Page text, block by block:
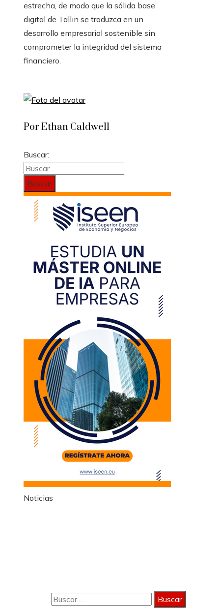
estrecha, de modo que la sólida base
digital de Tallin se traduzca en un
desarrollo empresarial sostenible sin
comprometer la integridad del sistema
financiero.
Por Ethan Caldwell
Buscar:
Noticias